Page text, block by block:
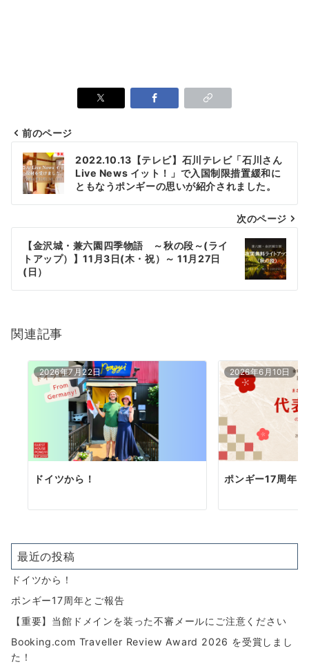
投
稿
ナ
ビ
ー
シ
ン
前のページ
2022.10.13【テレビ】石川テレビ「石川さん
Live News イット！」で入国制限措置緩和に
ともなうポンギーの思いが紹介されました。
次のページ
【金沢城・兼六園四季物語 ～秋の段～(ライ
トアップ）】11月3日(木・祝）～ 11月27日
(日）
関連記事
2026年7月22日
ドイツから！
2026年6月10日
ポンギー17周年
最近の投稿
ドイツから！
ポンギー17周年とご報告
【重要】当館ドメインを装った不審メールにご注意ください
Booking.com Traveller Review Award 2026 を受賞しまし
た！